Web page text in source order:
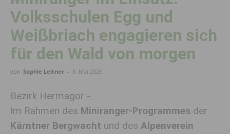
Volksschulen Egg und
Weißbriach engagieren sich
für den Wald von morgen
von Sophie Leitner - 8. Mai 2026
Bezirk Hermagor -
Im Rahmen des Miniranger-Programmes der
Kärntner Bergwacht und des Alpenverein